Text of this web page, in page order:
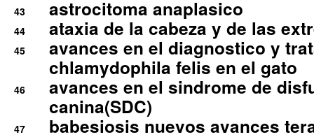
43 astrocitoma anaplasico
44 ataxia de la cabeza y de las
45
avances en el diagnostico y
chlamydophila felis en el gato
46
avances en el sindrome de
canina(SDC)
47 babesiosis nuevos avances